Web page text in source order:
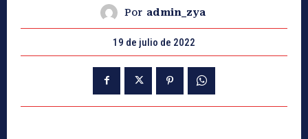
Por admin_zya
19 de julio de 2022